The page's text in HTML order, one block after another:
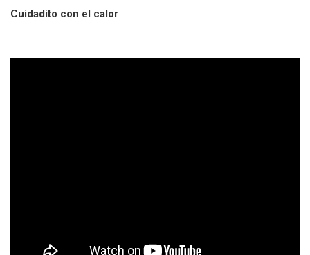
Cuidadito con el calor